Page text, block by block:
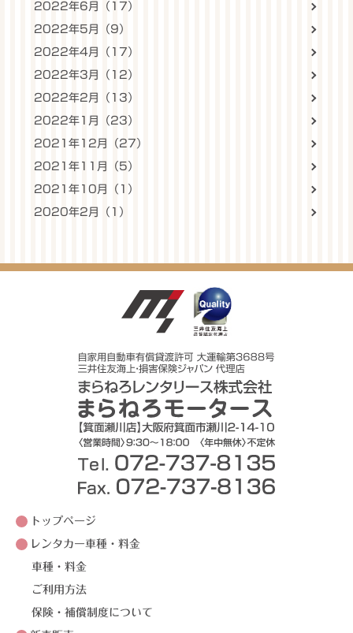
2022年6月（17）
2022年5月（9）
2022年4月（17）
2022年3月（12）
2022年2月（13）
2022年1月（23）
2021年12月（27）
2021年11月（5）
2021年10月（1）
2020年2月（1）
トップページ
レンタカー車種・料金
車種・料金
ご利用方法
保険・補償制度について